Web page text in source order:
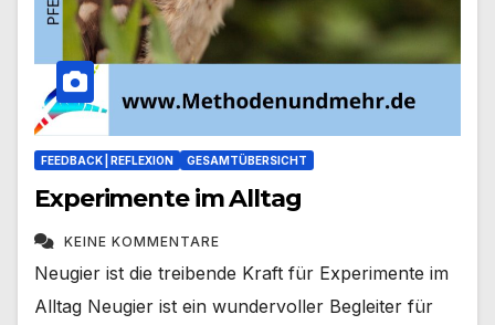
FEEDBACK | REFLEXION GESAMTÜBERSICHT
Experimente im Alltag
KEINE KOMMENTARE
Neugier ist die treibende Kraft für Experimente im
Alltag Neugier ist ein wundervoller Begleiter für